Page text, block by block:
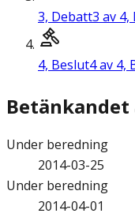
3, Debatt3 av
4, Beslut4 av 4,
Under beredning
2014-03-25
Under beredning
2014-04-01